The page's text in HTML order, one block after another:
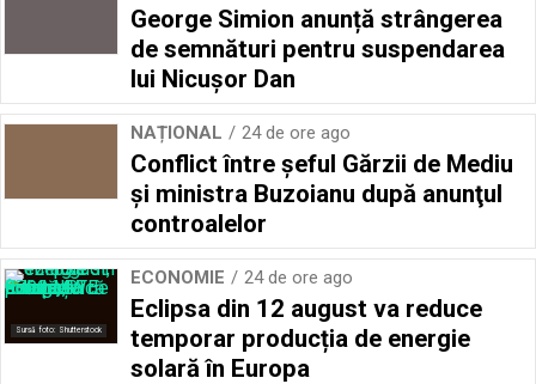
George Simion anunță strângerea
de semnături pentru suspendarea
lui Nicușor Dan
NAȚIONAL 24 de ore ago
Conflict între şeful Gărzii de Mediu
şi ministra Buzoianu după anunţul
controalelor
Sursă foto: Shutterstock
ECONOMIE 24 de ore ago
Eclipsa din 12 august va reduce
temporar producția de energie
solară în Europa